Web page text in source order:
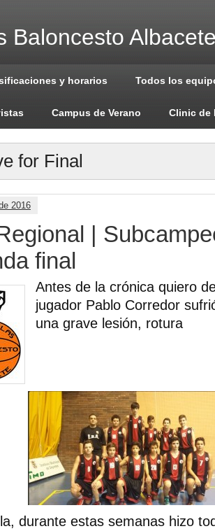
Baloncesto
y horarios Todos los
Campus de Verano Clinic de
for Final
2016
|
final
Antes de la crónica quiero
jugador Pablo Corredor
una grave lesión, rotura
durante estas semanas hizo